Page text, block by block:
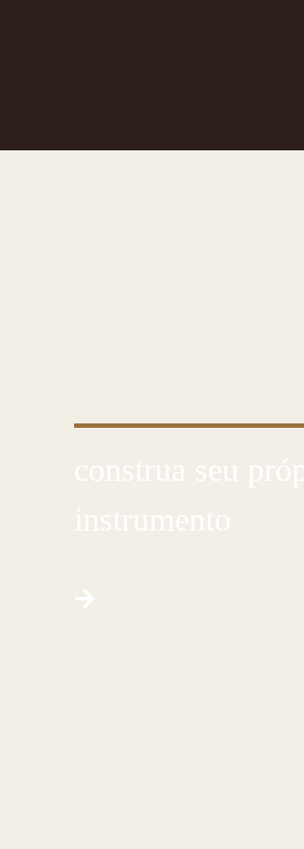
construa seu
instrumento